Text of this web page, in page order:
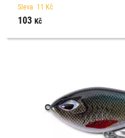
103Kč
Sleva 11 Kč